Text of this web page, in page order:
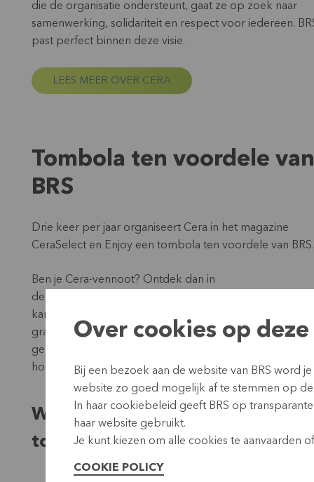
die de organisatie ondersteunt, gaat ze op zoek naar
samenwerking, solidariteit en respect voor iedereen.
past perfect binnen deze visie.
LEES MEER OVER CERA
Tombola ten voordele van
BRS
Drie keer per jaar organiseert Cera in het magazine
CeraSelect en Enjoy een tombola ten voordele van
Ben je Cera-vennoot? Ontdek dan in
de
kan nemen. Heb je geen aandelen van Cera, maar wil je
graag kans maken op een mooie prijs en bovendien
genieten van talloze andere vennotenvoordelen? Lees
hoe je kan intekenen op Cera-aandelen.
Wil je deelnemen aan de
tombola?
Over cookies op
Bij een bezoek aan de website van BRS word
website zo goed mogelijk af te stemmen op
In haar cookiebeleid geeft BRS op
haar website gebruikt.
Je kunt kiezen om alle cookies te aanvaarden
COOKIE POLICY